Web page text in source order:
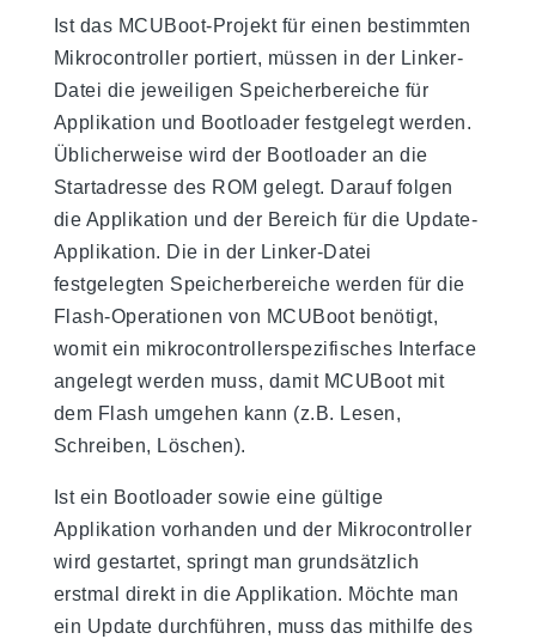
Ist das MCUBoot-Projekt für einen bestimmten
Mikrocontroller portiert, müssen in der Linker-
Datei die jeweiligen Speicherbereiche für
Applikation und Bootloader festgelegt werden.
Üblicherweise wird der Bootloader an die
Startadresse des ROM gelegt. Darauf folgen
die Applikation und der Bereich für die Update-
Applikation. Die in der Linker-Datei
festgelegten Speicherbereiche werden für die
Flash-Operationen von MCUBoot benötigt,
womit ein mikrocontrollerspezifisches Interface
angelegt werden muss, damit MCUBoot mit
dem Flash umgehen kann (z.B. Lesen,
Schreiben, Löschen).
Ist ein Bootloader sowie eine gültige
Applikation vorhanden und der Mikrocontroller
wird gestartet, springt man grundsätzlich
erstmal direkt in die Applikation. Möchte man
ein Update durchführen, muss das mithilfe des